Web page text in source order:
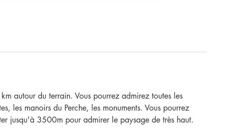
autour du terrain. Vous pourrez admirez toutes les
les manoirs du Perche, les monuments. Vous pourrez
jusqu'à 3500m pour admirer le paysage de très haut.